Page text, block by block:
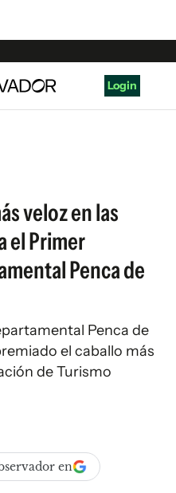
Login
veloz en las
el Primer
Penca de
Penca de
el caballo más
de Turismo
en